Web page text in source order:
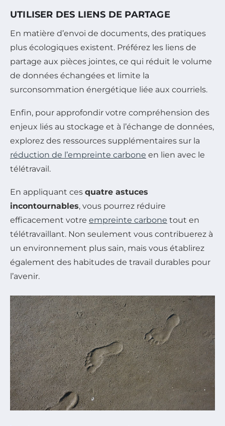
UTILISER DES LIENS DE PARTAGE
En matière d’envoi de documents, des pratiques
plus écologiques existent. Préférez les liens de
partage aux pièces jointes, ce qui réduit le volume
de données échangées et limite la
surconsommation énergétique liée aux courriels.
Enfin, pour approfondir votre compréhension des
enjeux liés au stockage et à l’échange de données,
explorez des ressources supplémentaires sur la
réduction de l’empreinte carbone en lien avec le
télétravail.
En appliquant ces quatre astuces
incontournables, vous pourrez réduire
efficacement votre empreinte carbone tout en
télétravaillant. Non seulement vous contribuerez à
un environnement plus sain, mais vous établirez
également des habitudes de travail durables pour
l’avenir.